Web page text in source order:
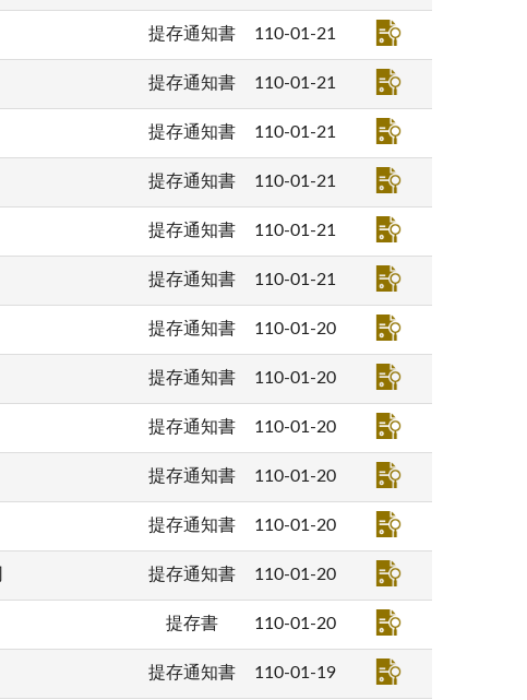
提存通知書 110-01-21
提存通知書 110-01-21
提存通知書 110-01-21
提存通知書 110-01-21
提存通知書 110-01-21
提存通知書 110-01-21
提存通知書 110-01-20
提存通知書 110-01-20
提存通知書 110-01-20
提存通知書 110-01-20
提存通知書 110-01-20
提存通知書 110-01-20
提存書 110-01-20
提存通知書 110-01-19